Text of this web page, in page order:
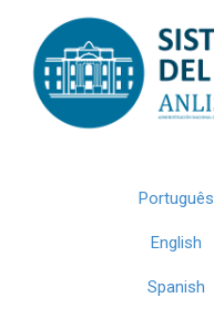
navigation
Português
English
Spanish